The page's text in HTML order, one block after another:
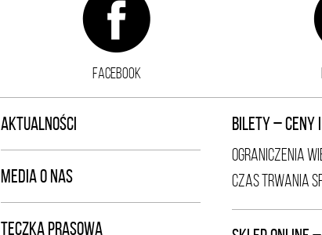
FACEBOOK
AKTUALNOŚCI
MEDIA O NAS
TECZKA PRASOWA
BILETY – CENY
OGRANICZENIA
CZAS TRWANIA